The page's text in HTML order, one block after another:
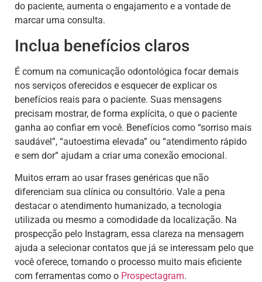
do paciente, aumenta o engajamento e a vontade de
marcar uma consulta.
Inclua benefícios claros
É comum na comunicação odontológica focar demais
nos serviços oferecidos e esquecer de explicar os
benefícios reais para o paciente. Suas mensagens
precisam mostrar, de forma explícita, o que o paciente
ganha ao confiar em você. Benefícios como “sorriso mais
saudável”, “autoestima elevada” ou “atendimento rápido
e sem dor” ajudam a criar uma conexão emocional.
Muitos erram ao usar frases genéricas que não
diferenciam sua clínica ou consultório. Vale a pena
destacar o atendimento humanizado, a tecnologia
utilizada ou mesmo a comodidade da localização. Na
prospecção pelo Instagram, essa clareza na mensagem
ajuda a selecionar contatos que já se interessam pelo que
você oferece, tornando o processo muito mais eficiente
com ferramentas como o Prospectagram.